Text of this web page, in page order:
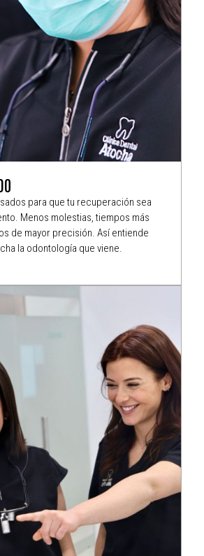
para que tu recuperación sea
Menos molestias, tiempos más
de mayor precisión. Así entiende
la odontología que viene.